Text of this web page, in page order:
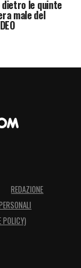
dietro le quinte
male del
REDAZIONE
POLICY)